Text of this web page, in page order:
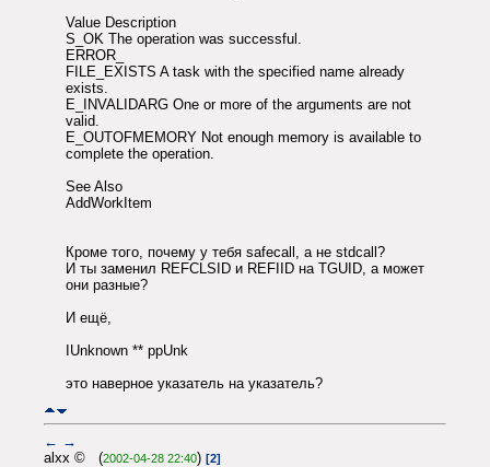
Value Description
S_OK The operation was successful.
ERROR_
FILE_EXISTS A task with the specified name already
exists.
E_INVALIDARG One or more of the arguments are not
valid.
E_OUTOFMEMORY Not enough memory is available to
complete the operation.
See Also
AddWorkItem
Кроме того, почему у тебя safecall, а не stdcall?
И ты заменил REFCLSID и REFIID на TGUID, а может
они разные?
И ещё,
IUnknown ** ppUnk
это наверное указатель на указатель?
← →
alxx © (2002-04-28 22:40) [2]